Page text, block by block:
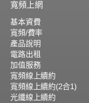
寬頻上網
基本資費
寬頻/費率
產品說明
電路出租
加值服務
寬頻線上續約
寬頻線上續約(2合1)
光纖線上續約